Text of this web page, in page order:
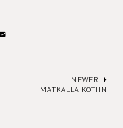
NEWER
MATKALLA KOTIIN